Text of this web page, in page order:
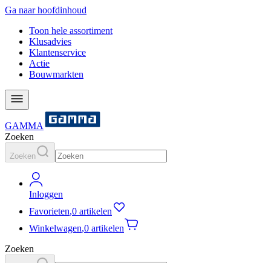
Ga naar hoofdinhoud
Toon hele assortiment
Klusadvies
Klantenservice
Actie
Bouwmarkten
GAMMA
Zoeken
Zoeken
Inloggen
Favorieten,0 artikelen
Winkelwagen,0 artikelen
Zoeken